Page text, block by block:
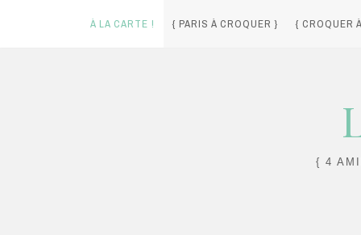
À LA CARTE ! { PARIS À CROQUER } { CROQUER
{ 4